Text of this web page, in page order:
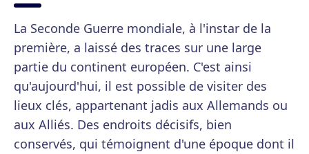
La Seconde Guerre mondiale, à l'instar de la
première, a laissé des traces sur une large
partie du continent européen. C'est ainsi
qu'aujourd'hui, il est possible de visiter des
lieux clés, appartenant jadis aux Allemands ou
aux Alliés. Des endroits décisifs, bien
conservés, qui témoignent d'une époque dont il